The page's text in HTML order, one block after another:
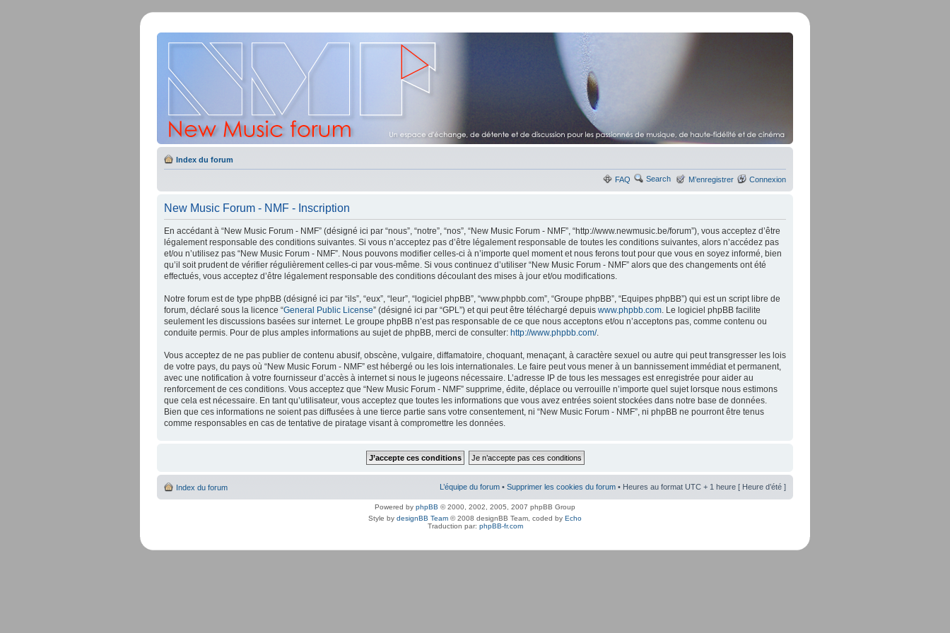
Index du forum
FAQ Search M’enregistrer Connexion
New Music Forum - NMF - Inscription
En accédant à “New Music Forum - NMF” (désigné ici par “nous”, “notre”, “nos”, “New Music Forum - NMF”, “http://www.newmusic.be/forum”), vous acceptez d’être
légalement responsable des conditions suivantes. Si vous n’acceptez pas d’être légalement responsable de toutes les conditions suivantes, alors n’accédez pas
et/ou n’utilisez pas “New Music Forum - NMF”. Nous pouvons modifier celles-ci à n’importe quel moment et nous ferons tout pour que vous en soyez informé, bien
qu’il soit prudent de vérifier régulièrement celles-ci par vous-même. Si vous continuez d’utiliser “New Music Forum - NMF” alors que des changements ont été
effectués, vous acceptez d’être légalement responsable des conditions découlant des mises à jour et/ou modifications.
Notre forum est de type phpBB (désigné ici par “ils”, “eux”, “leur”, “logiciel phpBB”, “www.phpbb.com”, “Groupe phpBB”, “Equipes phpBB”) qui est un script libre de
forum, déclaré sous la licence “General Public License” (désigné ici par “GPL”) et qui peut être téléchargé depuis www.phpbb.com. Le logiciel phpBB facilite
seulement les discussions basées sur internet. Le groupe phpBB n’est pas responsable de ce que nous acceptons et/ou n’acceptons pas, comme contenu ou
conduite permis. Pour de plus amples informations au sujet de phpBB, merci de consulter: http://www.phpbb.com/.
Vous acceptez de ne pas publier de contenu abusif, obscène, vulgaire, diffamatoire, choquant, menaçant, à caractère sexuel ou autre qui peut transgresser les lois
de votre pays, du pays où “New Music Forum - NMF” est hébergé ou les lois internationales. Le faire peut vous mener à un bannissement immédiat et permanent,
avec une notification à votre fournisseur d’accès à internet si nous le jugeons nécessaire. L’adresse IP de tous les messages est enregistrée pour aider au
renforcement de ces conditions. Vous acceptez que “New Music Forum - NMF” supprime, édite, déplace ou verrouille n’importe quel sujet lorsque nous estimons
que cela est nécessaire. En tant qu’utilisateur, vous acceptez que toutes les informations que vous avez entrées soient stockées dans notre base de données.
Bien que ces informations ne soient pas diffusées à une tierce partie sans votre consentement, ni “New Music Forum - NMF”, ni phpBB ne pourront être tenus
comme responsables en cas de tentative de piratage visant à compromettre les données.
Index du forum L’équipe du forum • Supprimer les cookies du forum • Heures au format UTC + 1 heure [ Heure d’été ]
Powered by phpBB © 2000, 2002, 2005, 2007 phpBB Group
Style by designBB Team © 2008 designBB Team, coded by Echo
Traduction par: phpBB-fr.com